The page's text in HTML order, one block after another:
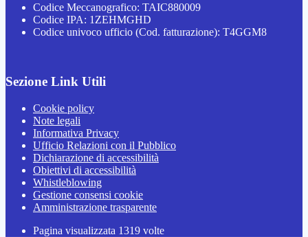
Codice Meccanografico: TAIC880009
Codice IPA: 1ZEHMGHD
Codice univoco ufficio (Cod. fatturazione): T4GGM8
Sezione Link Utili
Cookie policy
Note legali
Informativa Privacy
Ufficio Relazioni con il Pubblico
Dichiarazione di accessibilità
Obiettivi di accessibilità
Whistleblowing
Gestione consensi cookie
Amministrazione trasparente
Pagina visualizzata 1319 volte